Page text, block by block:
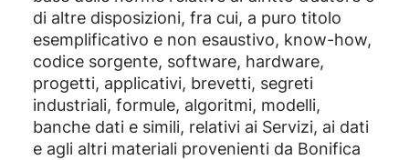
di altre disposizioni, fra cui, a puro titolo
esemplificativo e non esaustivo, know-how,
codice sorgente, software, hardware,
progetti, applicativi, brevetti, segreti
industriali, formule, algoritmi, modelli,
banche dati e simili, relativi ai Servizi, ai dati
e agli altri materiali provenienti da Bonifica